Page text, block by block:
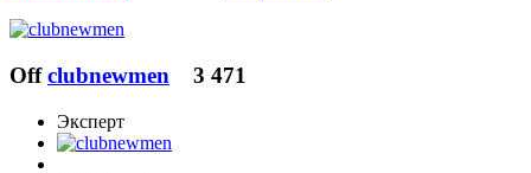
Off clubnewmen 3 471
Эксперт